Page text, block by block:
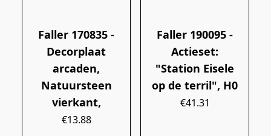
Faller 170835 -
Decorplaat
arcaden,
Natuursteen
vierkant,
€13.88
Faller 190095 -
Actieset:
"Station Eisele
op de terril", H0
€41.31